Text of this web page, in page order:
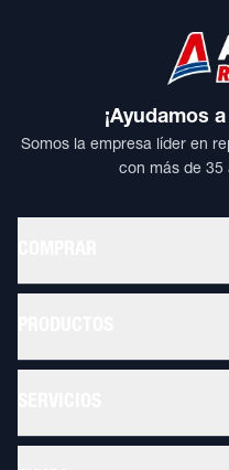
¡Ayudamos
Somos la empresa líder en
con más de 35